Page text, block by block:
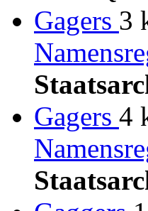
Gagers 3
Gagers 4